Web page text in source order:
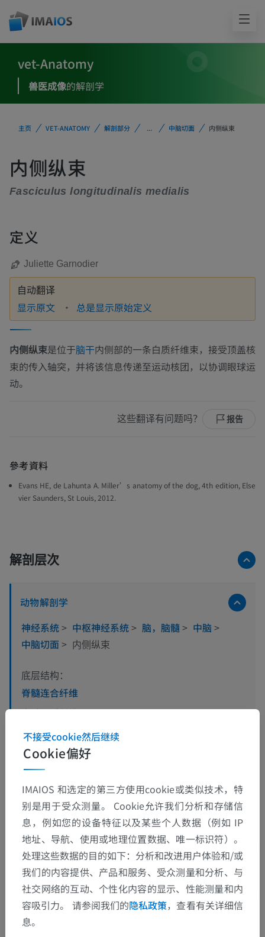
vet-Anatomy
兽医成像的解剖学
主页 VET-ANATOMY 解剖部分 ... 中脑切面 内侧纵束
内侧纵束
Fasciculus longitudinalis medialis
定义
Juliette Garnodier
自动翻译
显示原文 总是显示原始定义
内侧纵束是位于脑干内侧部的一条白质纤维束，接受顶盖核
束的传入轴突，并将该信息传递至运动核团，以协调眼球运
动。
这些翻译有问题吗？ 报告
參考資料
Evans HE, de Lahunta A. Miller’s anatomy of the dog, 4th edition, Else
vier Saunders, St Louis, 2012.
解剖层次
动物解剖学
神经系统> 中枢神经系统> 脑，脑髓> 中脑 >
中脑切面 > 内侧纵束
底层结构：
脊髓连合纤维
脊髓间质纤维
（中脑）前庭连合纤维
（中脑）前庭顶盖纤维
（中脑）前庭丘脑纤维
人類的比较解剖学
翻译
Cookie偏好
不接受cookie然后继续
IMAIOS 和选定的第三方使用cookie或类似技术，特
别是用于受众测量。 Cookie允许我们分析和存储信
息，例如您的设备特征以及某些个人数据（例如 IP
地址、导航、使用或地理位置数据、唯一标识符）。
处理这些数据的目的如下：分析和改进用户体验和/或
我们的内容提供、产品和服务、受众测量和分析、与
社交网络的互动、个性化内容的显示、性能测量和内
容吸引力。 请参阅我们的隐私政策，查看有关详细信
息。